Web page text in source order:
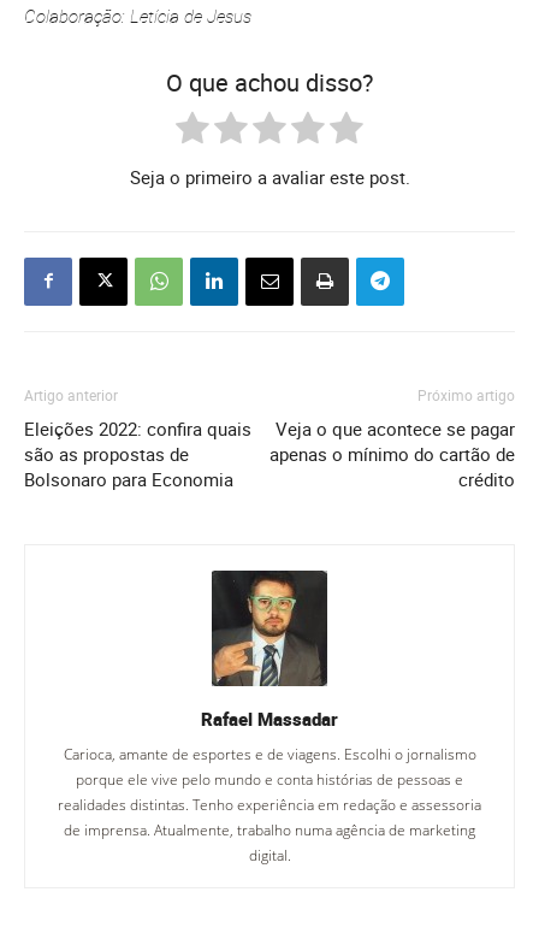
Colaboração: Letícia de Jesus
O que achou disso?
Seja o primeiro a avaliar este post.
Artigo anterior
Eleições 2022: confira quais
são as propostas de
Bolsonaro para Economia
Próximo artigo
Veja o que acontece se pagar
apenas o mínimo do cartão de
crédito
Rafael Massadar
Carioca, amante de esportes e de viagens. Escolhi o jornalismo
porque ele vive pelo mundo e conta histórias de pessoas e
realidades distintas. Tenho experiência em redação e assessoria
de imprensa. Atualmente, trabalho numa agência de marketing
digital.